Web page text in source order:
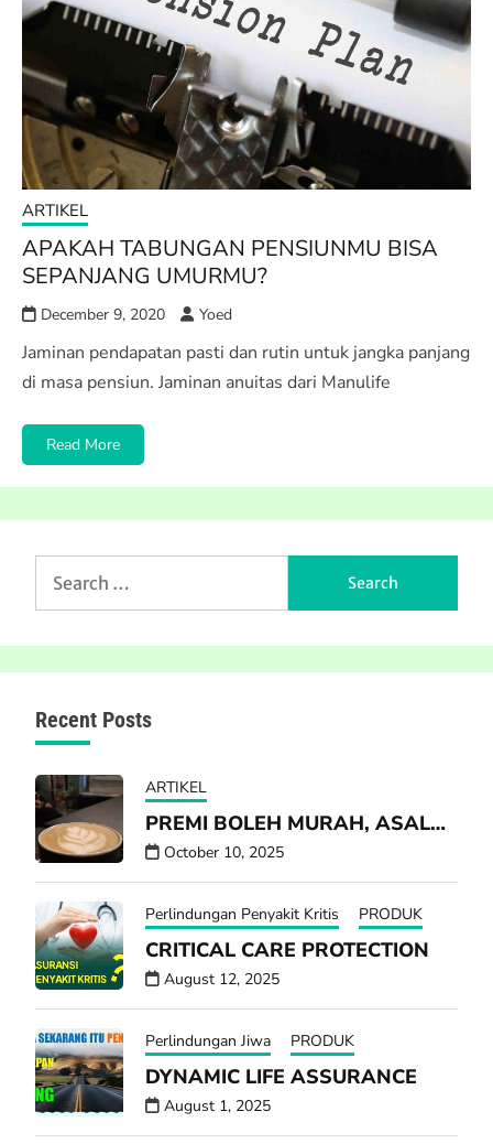
ARTIKEL
APAKAH TABUNGAN PENSIUNMU BISA
SEPANJANG UMURMU?
December 9, 2020 Yoed
Jaminan pendapatan pasti dan rutin untuk jangka panjang
di masa pensiun. Jaminan anuitas dari Manulife
Read More
for:
Recent Posts
ARTIKEL
PREMI BOLEH MURAH, ASAL…
October 10, 2025
Perlindungan Penyakit Kritis PRODUK
CRITICAL CARE PROTECTION
August 12, 2025
Perlindungan Jiwa PRODUK
DYNAMIC LIFE ASSURANCE
August 1, 2025